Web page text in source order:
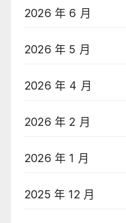
2026 年 6 月
2026 年 5 月
2026 年 4 月
2026 年 2 月
2026 年 1 月
2025 年 12 月